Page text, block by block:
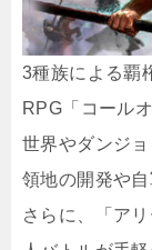
3種族による覇
RPG「コール
世界やダンジ
領地の開発や
さらに、「ア